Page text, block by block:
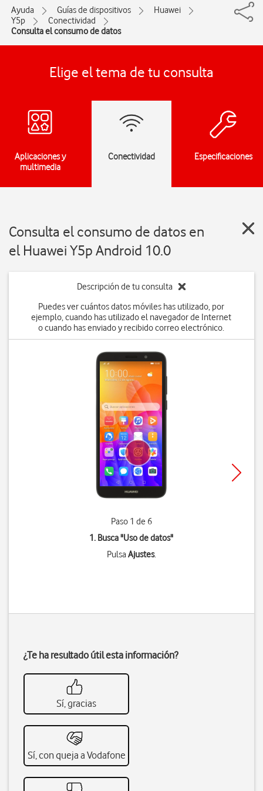
Ayuda Guías de dispositivos
Huawei
Y5p
Conectividad
Consulta el consumo de datos
Elige el tema de tu consulta
Aplicaciones y
multimedia
Conectividad Especificaciones
Consulta el consumo de datos en
el Huawei Y5p Android 10.0
Descripción de tu consulta
Puedes ver cuántos datos móviles has utilizado, por
ejemplo, cuando has utilizado el navegador de Internet
o cuando has enviado y recibido correo electrónico.
Paso 1 de 6
1. Busca "Uso de datos"
PulsaAjustes.
¿Te ha resultado útil esta información?
Sí, gracias
Sí, con queja a Vodafone